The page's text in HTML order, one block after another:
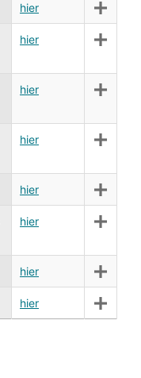
hier
hier
hier
hier
hier
hier
hier
hier